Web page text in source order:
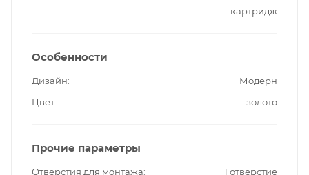
картридж
Особенности
Дизайн
Модерн
Цвет
золото
Прочие параметры
Отверстия для монтажа
1 отверстие